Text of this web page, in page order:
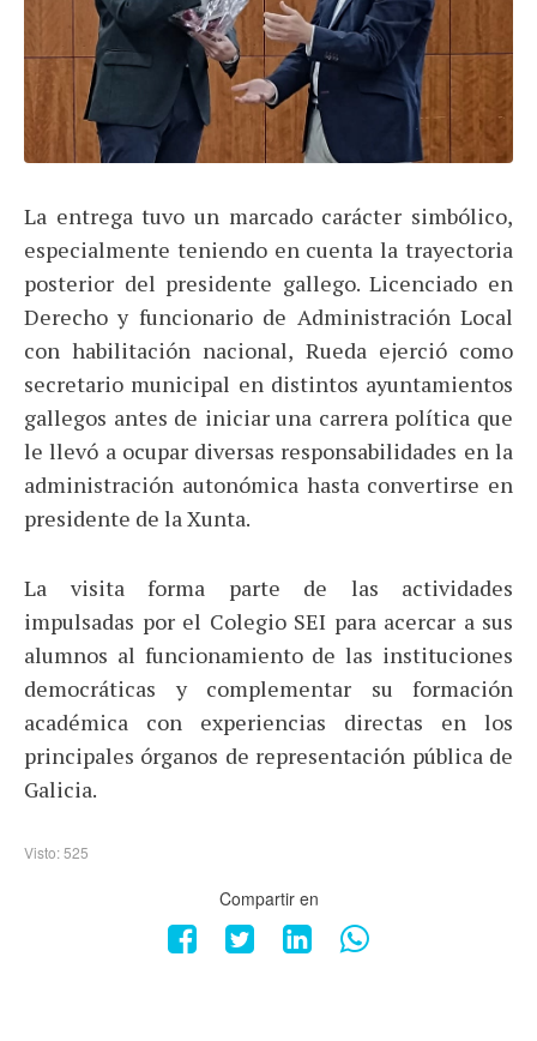
La entrega tuvo un marcado carácter simbólico,
especialmente teniendo en cuenta la trayectoria
posterior del presidente gallego. Licenciado en
Derecho y funcionario de Administración Local
con habilitación nacional, Rueda ejerció como
secretario municipal en distintos ayuntamientos
gallegos antes de iniciar una carrera política que
le llevó a ocupar diversas responsabilidades en la
administración autonómica hasta convertirse en
presidente de la Xunta.
La visita forma parte de las actividades
impulsadas por el Colegio SEI para acercar a sus
alumnos al funcionamiento de las instituciones
democráticas y complementar su formación
académica con experiencias directas en los
principales órganos de representación pública de
Galicia.
Visto: 525
Compartir en